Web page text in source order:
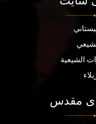
الشيعية
مقدس